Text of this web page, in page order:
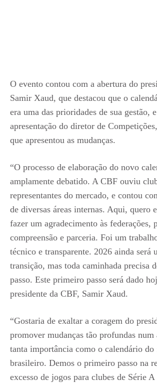
O evento contou com a abertura do
Samir Xaud, que destacou que o
era uma das prioridades de sua gestão,
apresentação do diretor de
que apresentou as mudanças.
“O processo de elaboração do novo
amplamente debatido. A CBF ouviu
representantes do mercado, e contou
de diversas áreas internas. Aqui, quero
fazer um agradecimento às federações,
compreensão e parceria. Foi um
técnico e transparente. 2026 ainda será
transição, mas toda caminhada precisa
passo. Este primeiro passo será dado
presidente da CBF, Samir Xaud.
“Gostaria de exaltar a coragem do
promover mudanças tão profundas num
tanta importância como o calendário do
brasileiro. Demos o primeiro passo na
excesso de jogos para clubes de Série